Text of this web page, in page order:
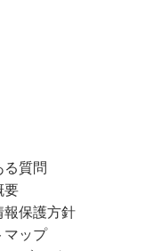
る質問
要
報保護方針
マップ